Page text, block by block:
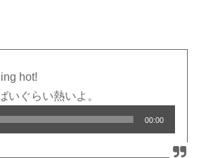
hot!
いぐらい熱いよ。
00:00